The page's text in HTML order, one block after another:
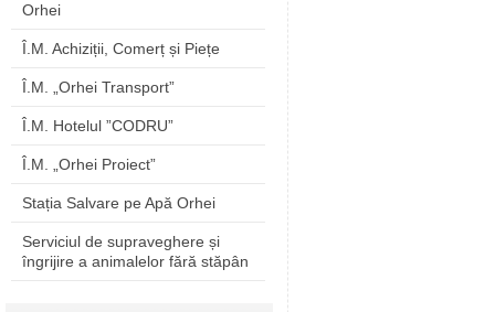
Orhei
Î.M. Achiziții, Comerț și Piețe
Î.M. „Orhei Transport”
Î.M. Hotelul ”CODRU”
Î.M. „Orhei Proiect”
Stația Salvare pe Apă Orhei
Serviciul de supraveghere și
îngrijire a animalelor fără stăpân